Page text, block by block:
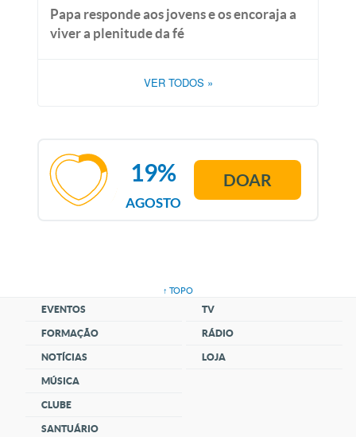
Papa responde aos jovens e os encoraja a
viver a plenitude da fé
VER TODOS »
AGOSTO
19% DOAR
↑ TOPO
EVENTOS
FORMAÇÃO
NOTÍCIAS
MÚSICA
CLUBE
SANTUÁRIO
TV
RÁDIO
LOJA